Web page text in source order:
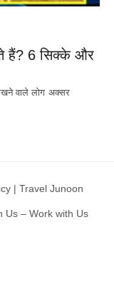
हैं? 6 सिक्के और
वाले लोग अक्सर
| Travel Junoon
Us – Work with Us